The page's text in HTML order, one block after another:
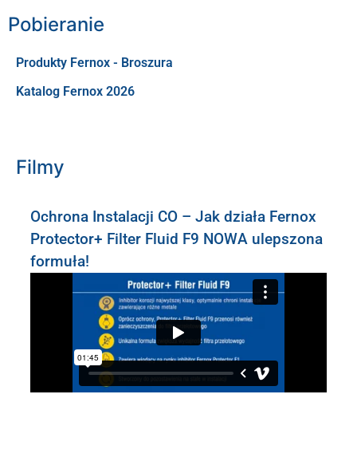
Pobieranie
Produkty Fernox - Broszura
Katalog Fernox 2026
Filmy
Ochrona Instalacji CO – Jak działa Fernox
Protector+ Filter Fluid F9 NOWA ulepszona
formuła!